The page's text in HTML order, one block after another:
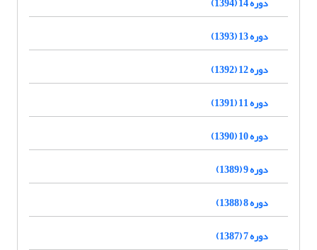
دوره 13 (1393)
دوره 12 (1392)
دوره 11 (1391)
دوره 10 (1390)
دوره 9 (1389)
دوره 8 (1388)
دوره 7 (1387)